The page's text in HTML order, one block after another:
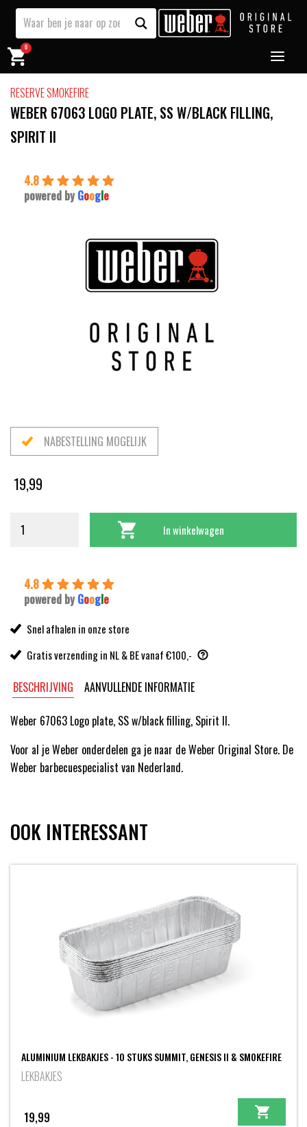
0
RESERVE SMOKEFIRE
WEBER 67063 LOGO PLATE, SS W/BLACK FILLING,
SPIRIT II
4.8
powered by Google
NABESTELLING MOGELIJK
19,99
In winkelwagen
4.8
powered by Google
Snel afhalen in onze store
Gratis verzending in NL & BE vanaf €100,-
BESCHRIJVING AANVULLENDE INFORMATIE
Weber 67063 Logo plate, SS w/black filling, Spirit II.
Voor al je Weber onderdelen ga je naar de Weber Original Store. De
Weber barbecuespecialist van Nederland.
OOK INTERESSANT
ALUMINIUM LEKBAKJES - 10 STUKS SUMMIT, GENESIS II & SMOKEFIRE
LEKBAKJES
19,99